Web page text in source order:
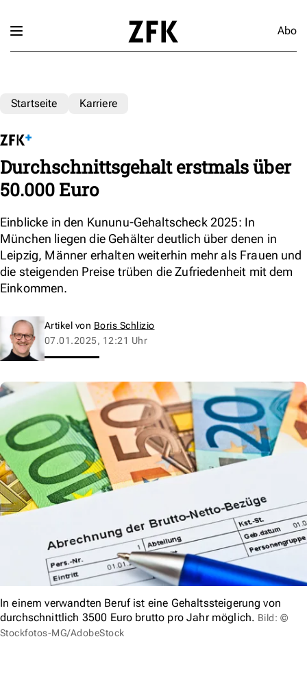
Abo
Startseite Karriere
Durchschnittsgehalt erstmals über
50.000 Euro
Einblicke in den Kununu-Gehaltscheck 2025: In
München liegen die Gehälter deutlich über denen in
Leipzig, Männer erhalten weiterhin mehr als Frauen und
die steigenden Preise trüben die Zufriedenheit mit dem
Einkommen.
Artikel von Boris Schlizio
07.01.2025, 12:21 Uhr
In einem verwandten Beruf ist eine Gehaltssteigerung von
durchschnittlich 3500 Euro brutto pro Jahr möglich. Bild: ©
Stockfotos-MG/AdobeStock